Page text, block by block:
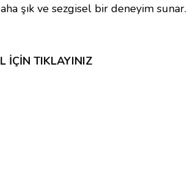
şık ve sezgisel bir deneyim sunar.
İÇİN TIKLAYINIZ